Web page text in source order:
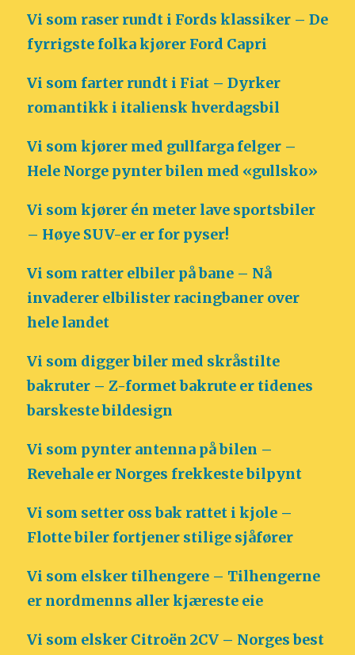
Vi som raser rundt i Fords klassiker – De
fyrrigste folka kjører Ford Capri
Vi som farter rundt i Fiat – Dyrker
romantikk i italiensk hverdagsbil
Vi som kjører med gullfarga felger –
Hele Norge pynter bilen med «gullsko»
Vi som kjører én meter lave sportsbiler
– Høye SUV-er er for pyser!
Vi som ratter elbiler på bane – Nå
invaderer elbilister racingbaner over
hele landet
Vi som digger biler med skråstilte
bakruter – Z-formet bakrute er tidenes
barskeste bildesign
Vi som pynter antenna på bilen –
Revehale er Norges frekkeste bilpynt
Vi som setter oss bak rattet i kjole –
Flotte biler fortjener stilige sjåfører
Vi som elsker tilhengere – Tilhengerne
er nordmenns aller kjæreste eie
Vi som elsker Citroën 2CV – Norges best